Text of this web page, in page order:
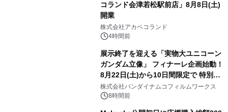
コランド会津若松駅前店」8月8日(土)
開業
株式会社アカベコランド
4時間前
展示終了を迎える「実物大ユニコーン
ガンダム立像」 フィナーレ企画始動！
8月22日(土)から10日間限定で 特別映
像『UNICORN GUNDAM Statue ―
BEYOND POSSIBILITY ―』を上映！
株式会社バンダイナムコフィルムワークス
8時間前